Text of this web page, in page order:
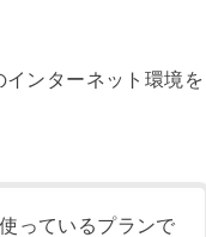
ンターネット環境を
っているプランで